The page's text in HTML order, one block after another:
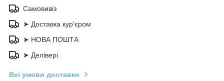
Самовивіз
➤ Доставка кур'єром
➤ НОВА ПОШТА
➤ Делівері
Всі умови доставки